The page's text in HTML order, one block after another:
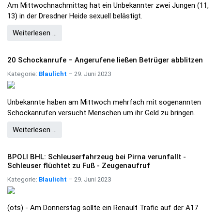
Am Mittwochnachmittag hat ein Unbekannter zwei Jungen (11,
13) in der Dresdner Heide sexuell belästigt.
Weiterlesen …
20 Schockanrufe – Angerufene ließen Betrüger abblitzen
Kategorie: Blaulicht 29. Juni 2023
Unbekannte haben am Mittwoch mehrfach mit sogenannten
Schockanrufen versucht Menschen um ihr Geld zu bringen.
Weiterlesen …
BPOLI BHL: Schleuserfahrzeug bei Pirna verunfallt -
Schleuser flüchtet zu Fuß - Zeugenaufruf
Kategorie: Blaulicht 29. Juni 2023
(ots) - Am Donnerstag sollte ein Renault Trafic auf der A17